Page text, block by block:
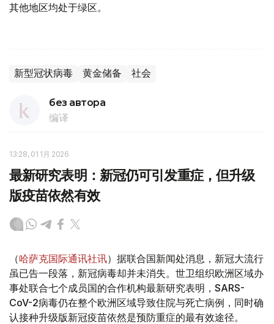
其他地区均处于绿区。
新型冠状病毒 黄金储备 社会
без автора
编译
13:28, 01 1月 2026
最新研究表明：新冠仍可引发重症，但升级
版疫苗依然有效
（哈萨克国际通讯社讯）据联合国新闻处消息，新冠大流行
虽已告一段落，新冠病毒却并未消失。世卫组织欧洲区域办
事处联合七个成员国的合作机构最新研究表明，SARS-
CoV-2病毒仍在整个欧洲区域导致住院与死亡病例，同时确
认接种升级版新冠疫苗依然是预防重症的最有效途径。